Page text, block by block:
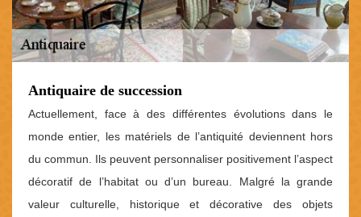
Antiquaire de succession
Actuellement, face à des différentes évolutions dans le
monde entier, les matériels de l’antiquité deviennent hors
du commun. Ils peuvent personnaliser positivement l’aspect
décoratif de l’habitat ou d’un bureau. Malgré la grande
valeur culturelle, historique et décorative des objets